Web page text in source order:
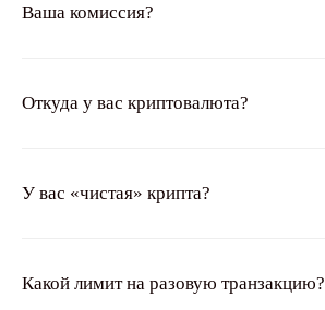
Ваша комиссия?
Откуда у вас криптовалюта?
У вас «чистая» крипта?
Какой лимит на разовую транзакцию?